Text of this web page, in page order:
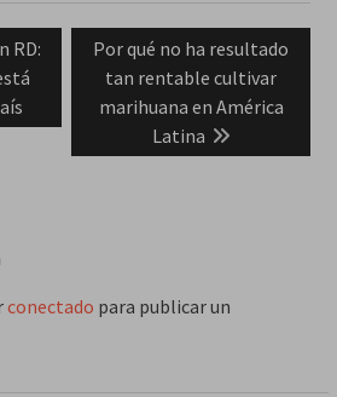
RD:
Next
post:
Por qué no ha resultado
tan rentable cultivar
marihuana en América
Latina
conectado para publicar un